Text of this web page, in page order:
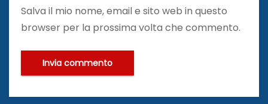
Salva il mio nome, email e sito web in questo
browser per la prossima volta che commento.